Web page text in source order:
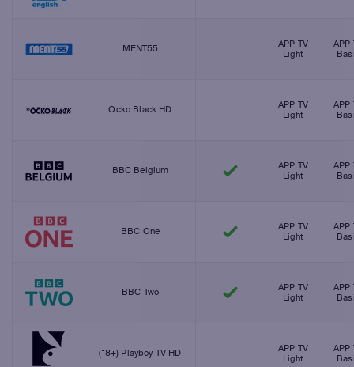
MENT55
APP TV
Light
APP
Ocko Black HD
APP TV
Light
APP
BBC Belgium
APP TV
Light
APP
BBC One
APP TV
Light
APP
BBC Two
APP TV
Light
APP
(18+) Playboy TV HD
APP TV
Light
APP